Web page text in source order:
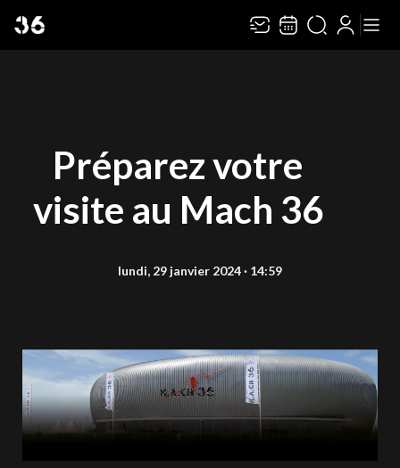
Préparez votre
visite au Mach 36
lundi, 29 janvier 2024 · 14:59